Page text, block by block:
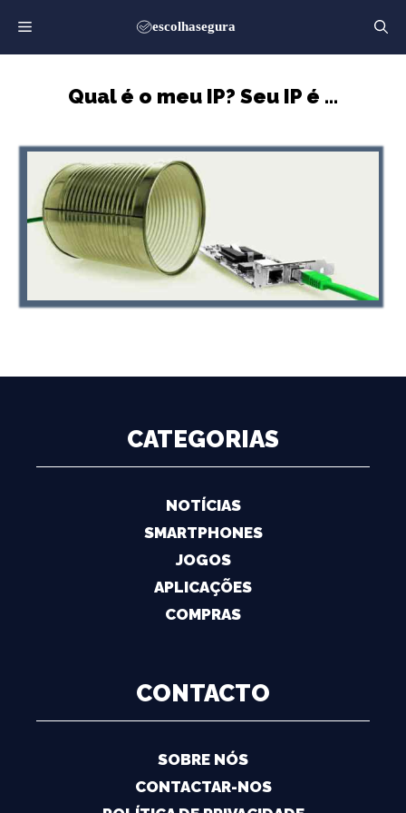
para
o
Qual é o meu IP? Seu IP é …
CATEGORIAS
NOTÍCIAS
SMARTPHONES
JOGOS
APLICAÇÕES
COMPRAS
CONTACTO
SOBRE NÓS
CONTACTAR-NOS